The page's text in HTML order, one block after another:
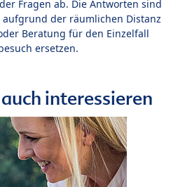
Fragen ab. Die Antworten sind
der räumlichen Distanz
Beratung für den Einzelfall
ersetzen.
interessieren